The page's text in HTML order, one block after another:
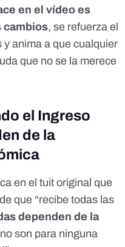
en el vídeo es
cambios, se refuerza el
anima a que cualquier
que no se la merece
el Ingreso
de la
en el tuit original que
que “recibe todas las
dependen de la
son para ninguna